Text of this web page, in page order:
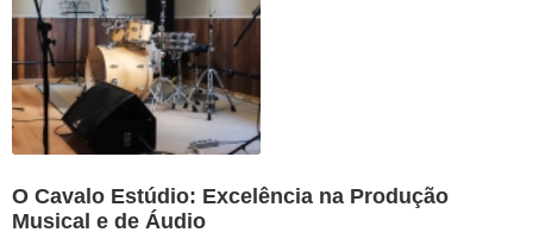
O Cavalo Estúdio: Excelência na Produção
Musical e de Áudio